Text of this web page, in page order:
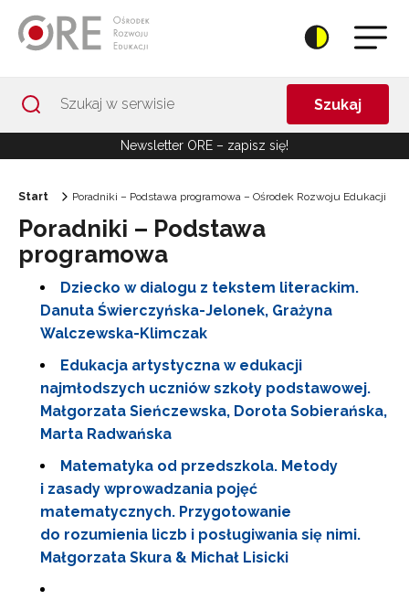
Szukaj
Newsletter ORE – zapisz się!
Start Poradniki – Podstawa programowa – Ośrodek Rozwoju Edukacji
Poradniki – Podstawa
programowa
Dziecko w dialogu z tekstem literackim.
Danuta Świerczyńska-Jelonek, Grażyna
Walczewska-Klimczak
Edukacja artystyczna w edukacji
najmłodszych uczniów szkoły podstawowej.
Małgorzata Sieńczewska, Dorota Sobierańska,
Marta Radwańska
Matematyka od przedszkola. Metody
i zasady wprowadzania pojęć
matematycznych. Przygotowanie
do rozumienia liczb i posługiwania się nimi.
Małgorzata Skura & Michał Lisicki